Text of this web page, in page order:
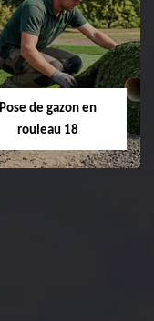
et réfection
pelouse 18
tonte et
tel: 02.52.56.49.40
Pose de gazon en
rouleau 18